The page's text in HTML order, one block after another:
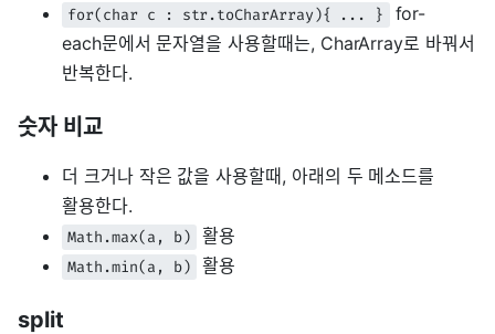
for(char c : str.toCharArray){ ... }
for-
each문에서 문자열을 사용할때는, CharArray로 바꿔서
반복한다.
숫자 비교
더 크거나 작은 값을 사용할때, 아래의 두 메소드를
활용한다.
Math.max(a, b) 활용
Math.min(a, b) 활용
split